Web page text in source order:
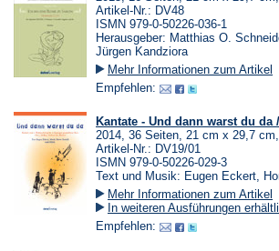
Artikel-Nr.: DV48
ISMN 979-0-50226-036-1
Herausgeber: Matthias O.
Jürgen Kandziora
Mehr Informationen zum Artikel
Empfehlen:
Kantate - Und dann warst du da
2014, 36 Seiten, 21 cm x 29,7
Artikel-Nr.: DV19/01
ISMN 979-0-50226-029-3
Text und Musik: Eugen Eckert,
Mehr Informationen zum Artikel
In weiteren Ausführungen
Empfehlen: